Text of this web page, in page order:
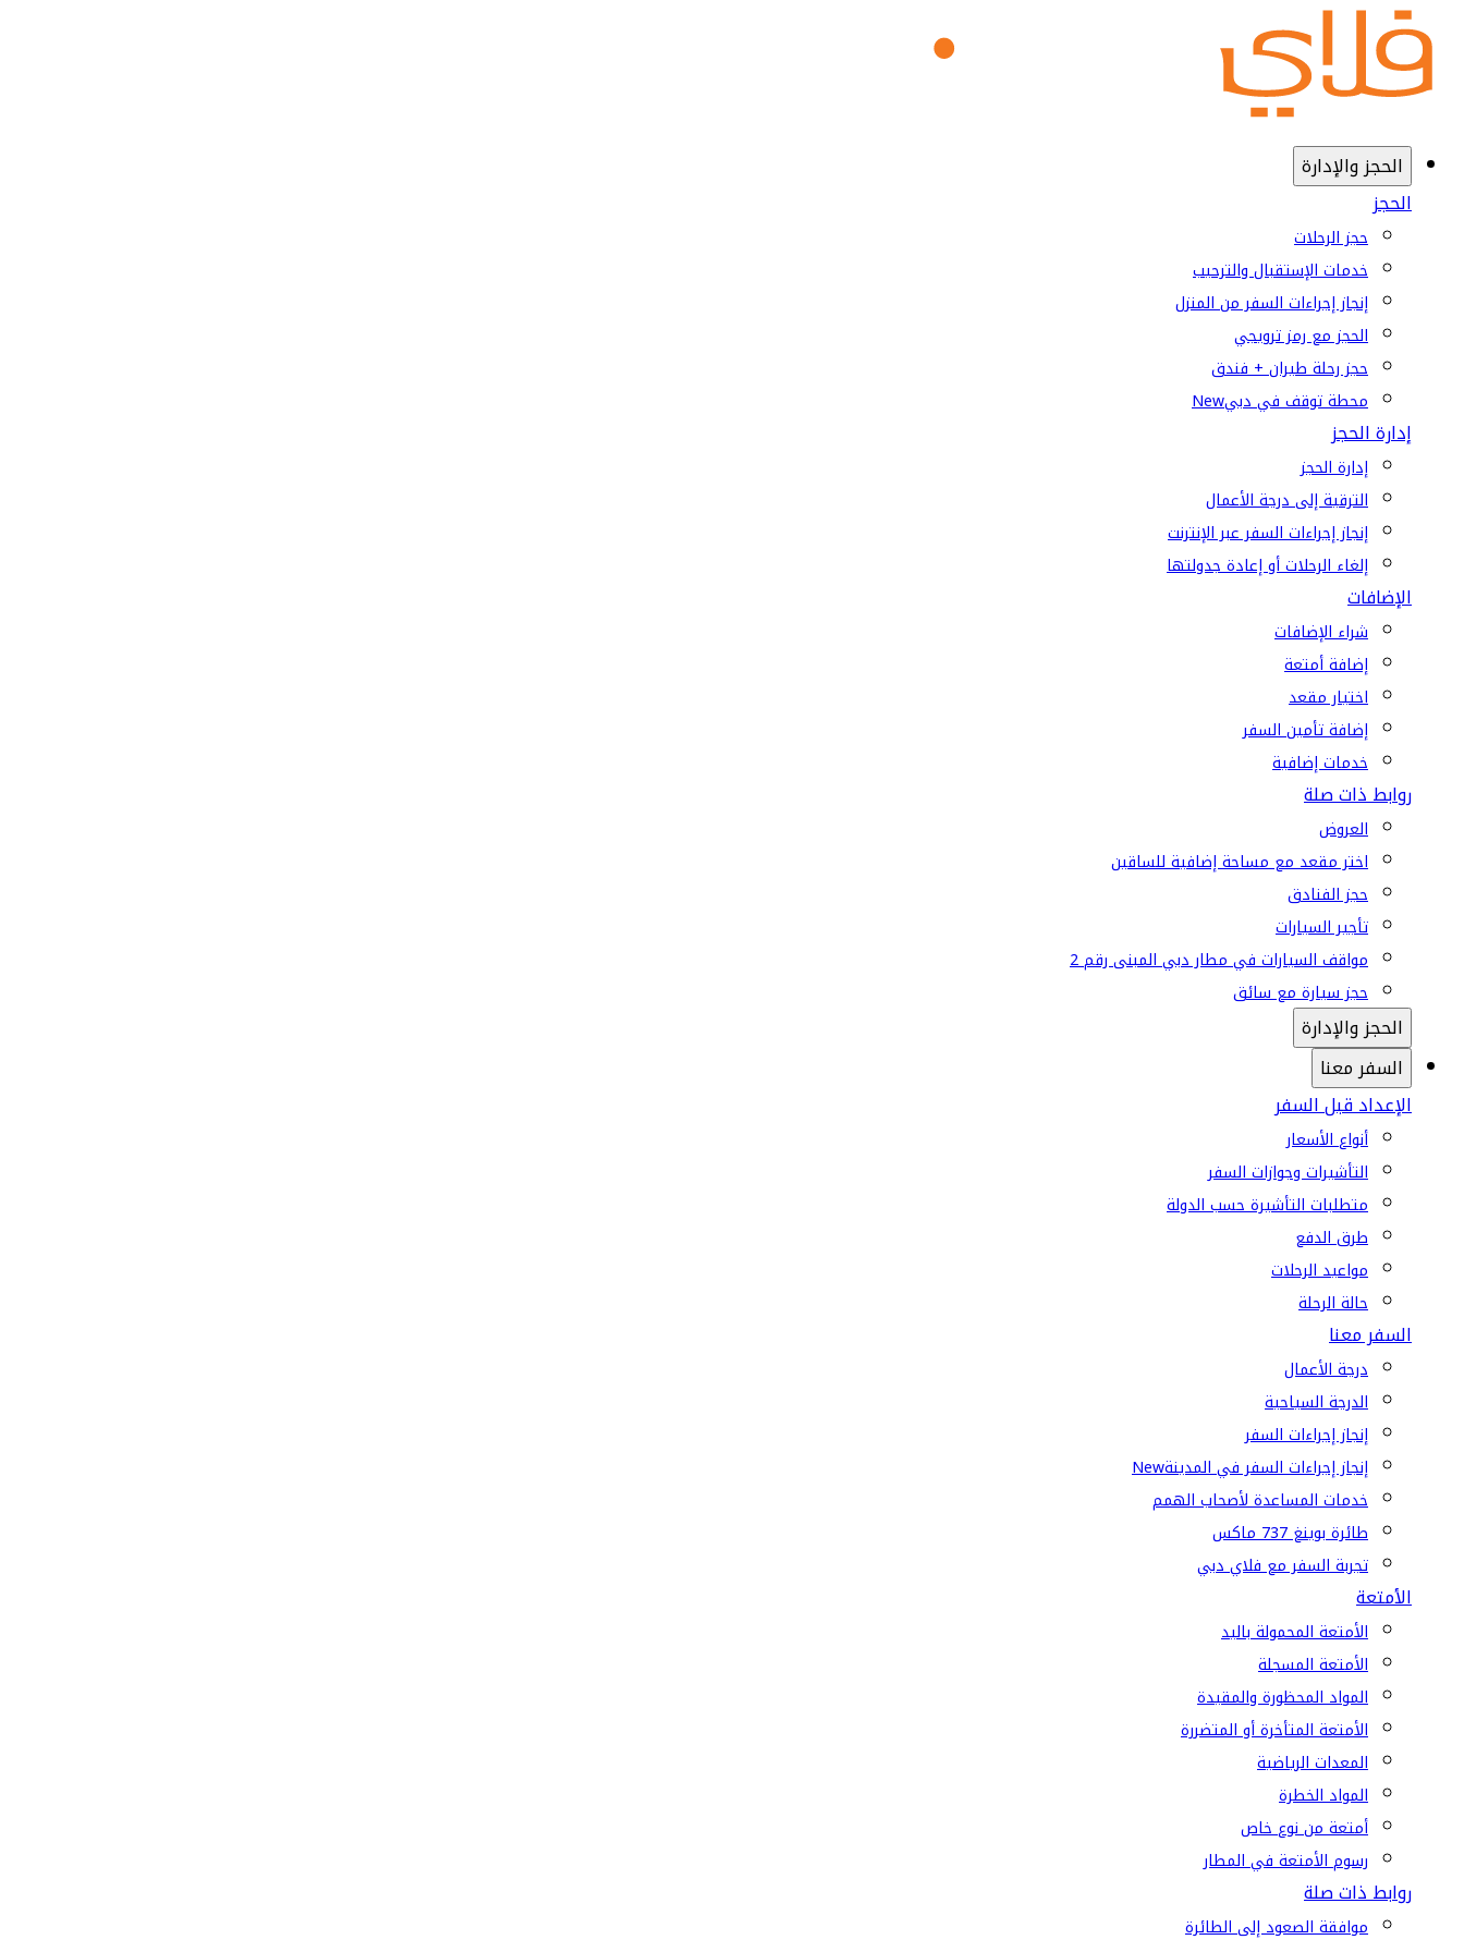
الحجز والإدارة
الحجز
حجز الرحلات
خدمات الإستقبال والترحيب
إنجاز إجراءات السفر من المنزل
الحجز مع رمز ترويجي
حجز رحلة طيران + فندق
محطة توقف في دبيNew
إدارة الحجز
إدارة الحجز
الترقية إلى درجة الأعمال
إنجاز إجراءات السفر عبر الإنترنت
إلغاء الرحلات أو إعادة جدولتها
الإضافات
شراء الإضافات
إضافة أمتعة
اختيار مقعد
إضافة تأمين السفر
خدمات إضافية
روابط ذات صلة
العروض
اختر مقعد مع مساحة إضافية للساقين
حجز الفنادق
تأجير السيارات
مواقف السيارات في مطار دبي المبنى رقم 2
حجز سيارة مع سائق
الحجز والإدارة
السفر معنا
الإعداد قبل السفر
أنواع الأسعار
التأشيرات وجوازات السفر
متطلبات التأشيرة حسب الدولة
طرق الدفع
مواعيد الرحلات
حالة الرحلة
السفر معنا
درجة الأعمال
الدرجة السياحية
إنجاز إجراءات السفر
إنجاز إجراءات السفر في المدينةNew
خدمات المساعدة لأصحاب الهمم
طائرة بوينغ 737 ماكس
تجربة السفر مع فلاي دبي
الأمتعة
الأمتعة المحمولة باليد
الأمتعة المسجلة
المواد المحظورة والمقيدة
الأمتعة المتأخرة أو المتضررة
المعدات الرياضية
المواد الخطرة
أمتعة من نوع خاص
رسوم الأمتعة في المطار
روابط ذات صلة
موافقة الصعود إلى الطائرة